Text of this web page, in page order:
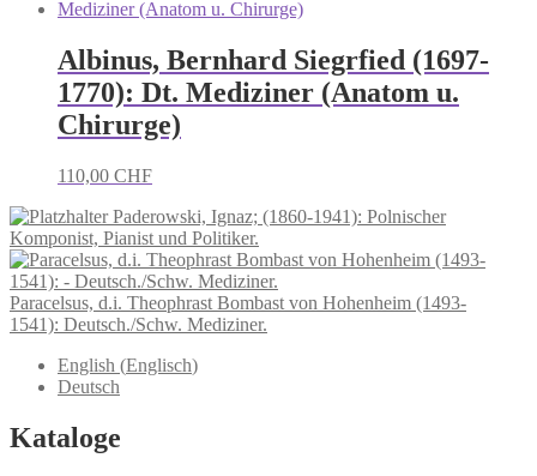
Albinus, Bernhard Siegrfied (1697-
1770): Dt. Mediziner (Anatom u.
Chirurge)
110,00 CHF
Paderowski, Ignaz; (1860-1941): Polnischer
Komponist, Pianist und Politiker.
Paracelsus, d.i. Theophrast Bombast von Hohenheim (1493-
1541): Deutsch./Schw. Mediziner.
English (Englisch)
Deutsch
Kataloge